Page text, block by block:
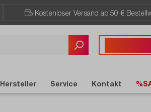
Kostenloser Versand ab 50 €
Hersteller Service Kontakt